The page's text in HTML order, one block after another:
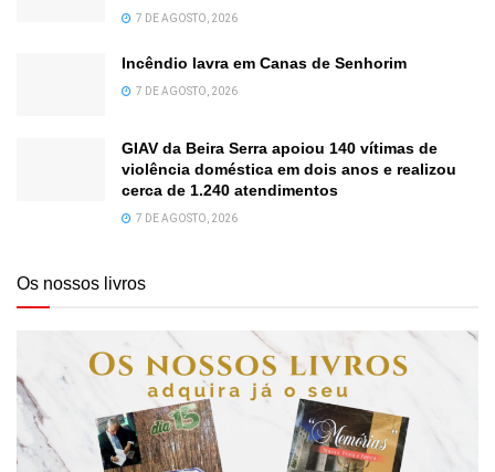
7 DE AGOSTO, 2026
Incêndio lavra em Canas de Senhorim
7 DE AGOSTO, 2026
GIAV da Beira Serra apoiou 140 vítimas de
violência doméstica em dois anos e realizou
cerca de 1.240 atendimentos
7 DE AGOSTO, 2026
Os nossos livros